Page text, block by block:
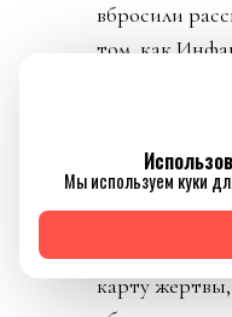
вбросили
том, как
буллили в
Публика
должно.
Теперь
тирана не
получилось
карту
Мы используем куки